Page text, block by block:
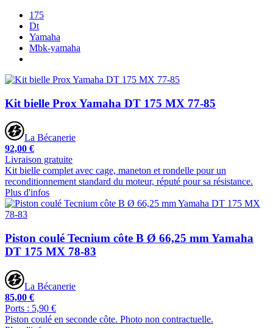
175
Dt
Yamaha
Mbk-yamaha
Kit bielle Prox Yamaha DT 175 MX 77-85
La Bécanerie
92,00 €
Livraison gratuite
Kit bielle complet avec cage, maneton et rondelle pour un
reconditionnement standard du moteur, réputé pour sa résistance.
Plus d'infos
Piston coulé Tecnium côte B Ø 66,25 mm Yamaha
DT 175 MX 78-83
La Bécanerie
85,00 €
Ports : 5,90 €
Piston coulé en seconde côte. Photo non contractuelle.